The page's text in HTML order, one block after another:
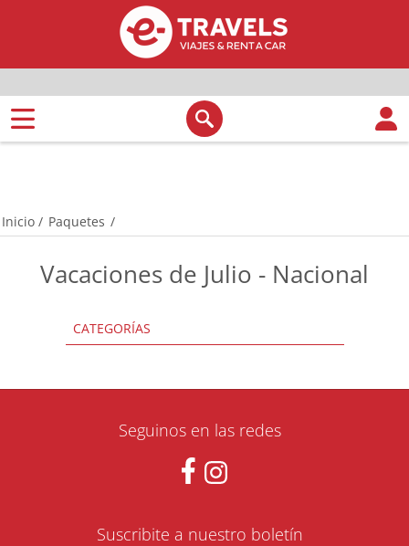
Inicio / Paquetes /
Vacaciones de Julio - Nacional
CATEGORÍAS
Seguinos en las redes
Suscribite a nuestro boletín